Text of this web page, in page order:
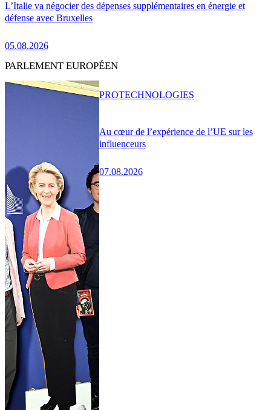
L’Italie va négocier des dépenses supplémentaires en énergie et
défense avec Bruxelles
05.08.2026
PARLEMENT EUROPÉEN
Au cœur de l’expérience de l’UE sur les
influenceurs
07.08.2026
PROTECHNOLOGIES